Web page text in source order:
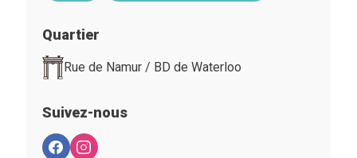
Quartier
Rue de Namur / BD de Waterloo
Suivez-nous